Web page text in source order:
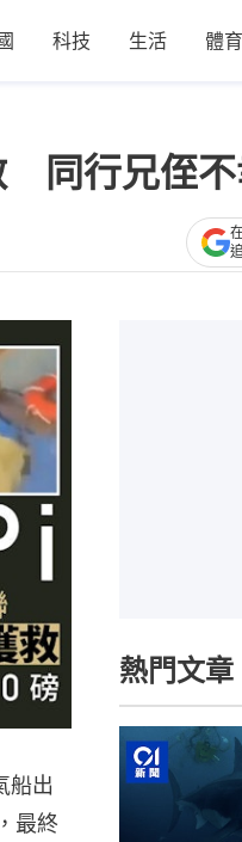
科技 生活 體育
同行兄侄不
船出
最終
熱門文章